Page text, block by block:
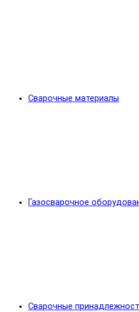
Сварочные материалы
Газосварочное
Сварочные